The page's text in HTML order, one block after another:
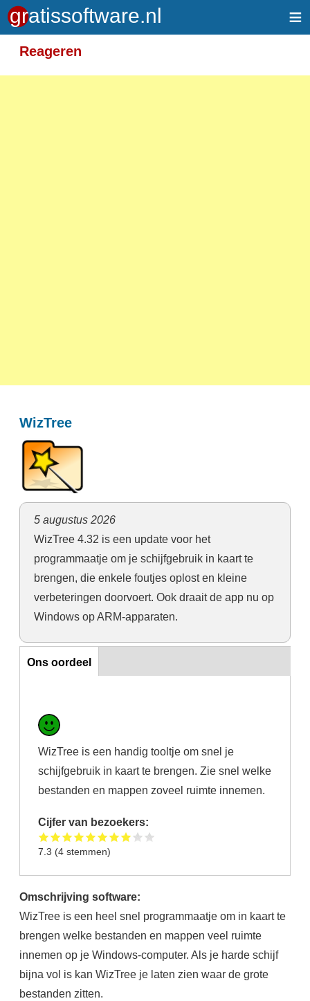
≡
Reageren
WizTree
5 augustus 2026
WizTree 4.32 is een update voor het
programmaatje om je schijfgebruik in kaart te
brengen, die enkele foutjes oplost en kleine
verbeteringen doorvoert. Ook draait de app nu op
Windows op ARM-apparaten.
Ons oordeel
Ons oordeel
WizTree is een handig tooltje om snel je
schijfgebruik in kaart te brengen. Zie snel welke
bestanden en mappen zoveel ruimte innemen.
Cijfer van bezoekers:
7.3 (4 stemmen)
Omschrijving software:
WizTree is een heel snel programmaatje om in kaart te
brengen welke bestanden en mappen veel ruimte
innemen op je Windows-computer. Als je harde schijf
bijna vol is kan WizTree je laten zien waar de grote
bestanden zitten.